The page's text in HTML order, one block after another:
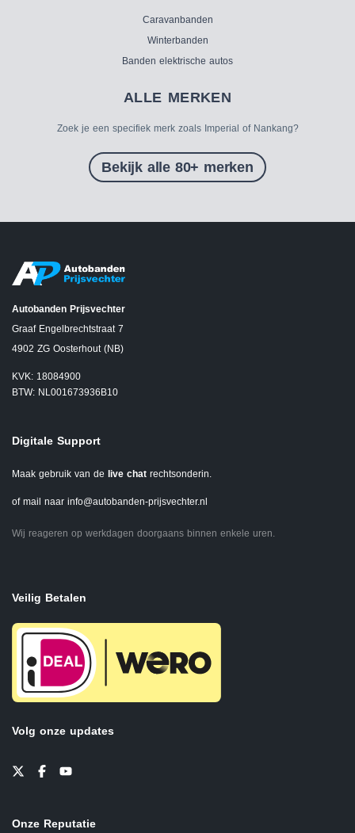
Caravanbanden
Winterbanden
Banden elektrische autos
ALLE MERKEN
Zoek je een specifiek merk zoals Imperial of Nankang?
Bekijk alle 80+ merken
Autobanden Prijsvechter
Graaf Engelbrechtstraat 7
4902 ZG Oosterhout (NB)
KVK: 18084900
BTW: NL001673936B10
Digitale Support
Maak gebruik van de live chat rechtsonderin.
of mail naar info@autobanden-prijsvechter.nl
Wij reageren op werkdagen doorgaans binnen enkele uren.
Veilig Betalen
Volg onze updates
Onze Reputatie